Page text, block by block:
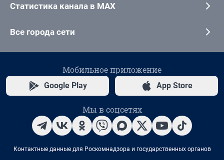
Статистика канала в MAX
Все города сети
Мобильное приложение
Google Play App Store
Мы в соцсетях
Контактные данные для Роскомнадзора и государственных органов